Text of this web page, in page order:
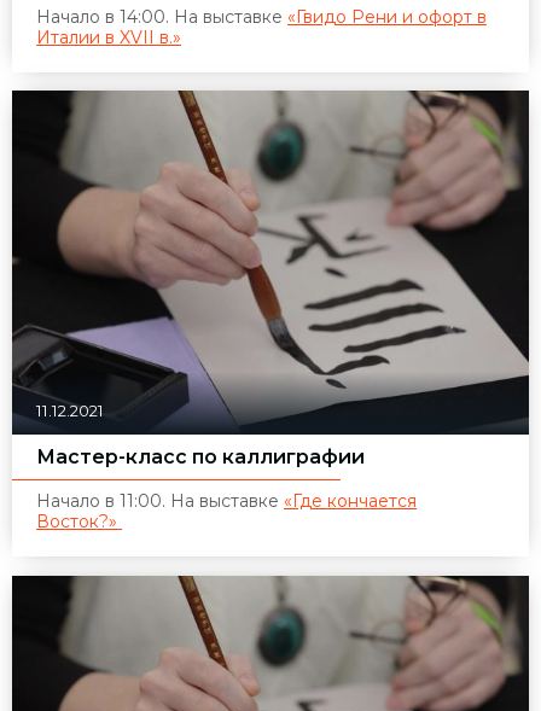
Начало в 14:00. На выставке «Гвидо Рени и офорт в
Италии в XVII в.»
11.12.2021
Мастер-класс по каллиграфии
Начало в 11:00. На выставке «Где кончается
Восток?»